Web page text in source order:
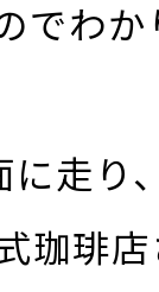
でわ
走り
珈琲